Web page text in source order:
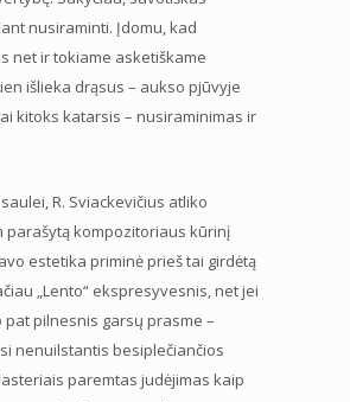
nusiraminti. Įdomu, kad
net ir tokiame asketiškame
išlieka drąsus – aukso pjūvyje
kitoks katarsis – nusiraminimas ir
R. Sviackevičius atliko
parašytą kompozitoriaus kūrinį
estetika priminė prieš tai girdėtą
„Lento“ ekspresyvesnis, net jei
pat pilnesnis garsų prasme –
nenuilstantis besiplečiančios
paremtas judėjimas kaip